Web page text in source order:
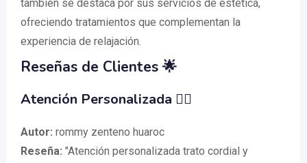
también se destaca por sus servicios de estética,
ofreciendo tratamientos que complementan la
experiencia de relajación.
Reseñas de Clientes 🌟
Atención Personalizada 👩‍⚕️
Autor: rommy zenteno huaroc
Reseña: "Atención personalizada trato cordial y